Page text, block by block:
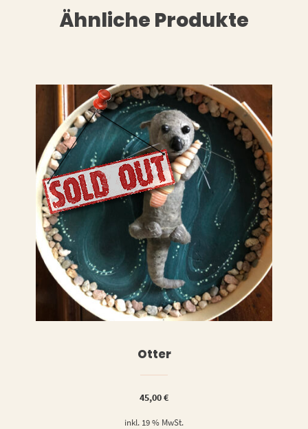
Ähnliche Produkte
WEITERLESEN
Otter
45,00€
inkl. 19 % MwSt.